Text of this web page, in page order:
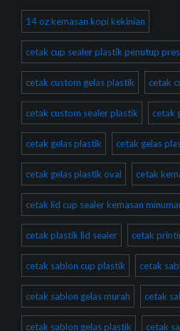
14 oz kemasan kopi kekinian
cetak cup sealer plastik penutup
cetak custom gelas plastik cetak
cetak custom sealer plastik cetak
cetak gelas plastik cetak gelas
cetak gelas plastik oval cetak
cetak lid cup sealer kemasan
cetak plastik lid sealer cetak
cetak sablon cup plastik cetak
cetak sablon gelas murah cetak
cetak sablon gelas plastik cetak